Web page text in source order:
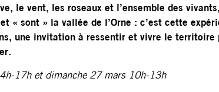
le vent, les roseaux et l’ensemble des vivants,
« sont » la vallée de l’Orne : c’est cette
une invitation à ressentir et vivre le territoire
17h et dimanche 27 mars 10h-13h